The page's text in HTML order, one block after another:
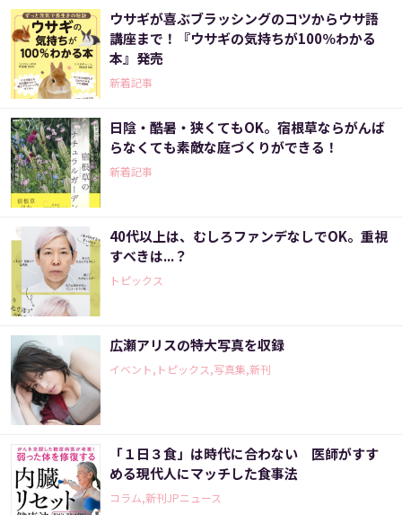
ウサギが喜ぶブラッシングのコツからウサ語
講座まで！『ウサギの気持ちが100％わかる
本』発売
新着記事
日陰・酷暑・狭くてもOK。宿根草ならがんば
らなくても素敵な庭づくりができる！
新着記事
40代以上は、むしろファンデなしでOK。重視
すべきは...？
トピックス
広瀬アリスの特大写真を収録
イベント,トピックス,写真集,新刊
「１日３食」は時代に合わない 医師がすす
める現代人にマッチした食事法
コラム,新刊JPニュース